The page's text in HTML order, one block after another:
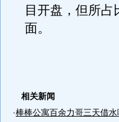
目开盘，但所
面。
相关新闻
·棒棒公寓百余力哥三天借水